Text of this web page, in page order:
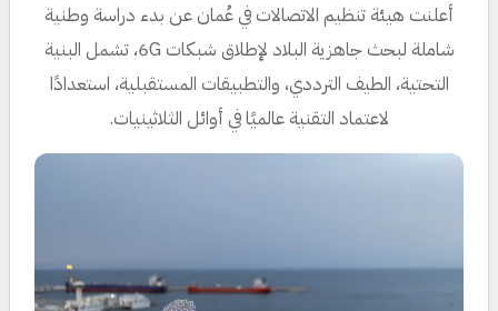
أعلنت هيئة تنظيم الاتصالات في عُمان عن بدء دراسة وطنية
شاملة لبحث جاهزية البلاد لإطلاق شبكات 6G، تشمل البنية
التحتية، الطيف الترددي، والتطبيقات المستقبلية، استعدادًا
لاعتماد التقنية عالميًا في أوائل الثلاثينيات.